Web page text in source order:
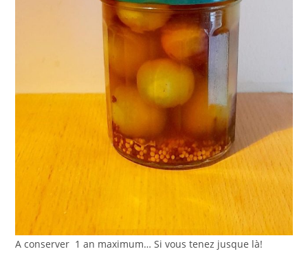
A conserver 1 an maximum… Si vous tenez jusque là!